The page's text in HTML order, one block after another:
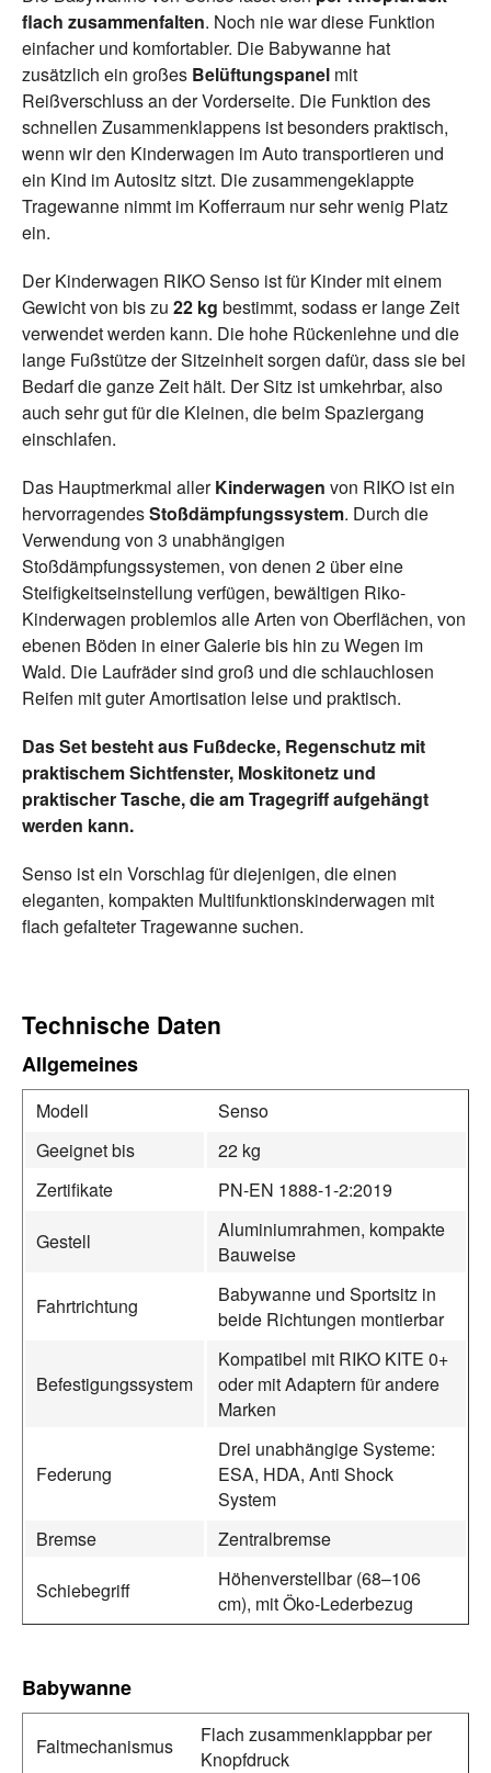
flach zusammenfalten. Noch nie war diese Funktion
einfacher und komfortabler. Die Babywanne hat
zusätzlich ein großes Belüftungspanel mit
Reißverschluss an der Vorderseite. Die Funktion des
schnellen Zusammenklappens ist besonders praktisch,
wenn wir den Kinderwagen im Auto transportieren und
ein Kind im Autositz sitzt. Die zusammengeklappte
Tragewanne nimmt im Kofferraum nur sehr wenig Platz
ein.
Der Kinderwagen RIKO Senso ist für Kinder mit einem
Gewicht von bis zu 22 kg bestimmt, sodass er lange Zeit
verwendet werden kann. Die hohe Rückenlehne und die
lange Fußstütze der Sitzeinheit sorgen dafür, dass sie bei
Bedarf die ganze Zeit hält. Der Sitz ist umkehrbar, also
auch sehr gut für die Kleinen, die beim Spaziergang
einschlafen.
Das Hauptmerkmal allerKinderwagen von RIKO ist ein
hervorragendesStoßdämpfungssystem. Durch die
Verwendung von 3 unabhängigen
Stoßdämpfungssystemen, von denen 2 über eine
Steifigkeitseinstellung verfügen, bewältigen Riko-
Kinderwagen problemlos alle Arten von Oberflächen, von
ebenen Böden in einer Galerie bis hin zu Wegen im
Wald. Die Laufräder sind groß und die schlauchlosen
Reifen mit guter Amortisation leise und praktisch.
Das Set besteht aus Fußdecke, Regenschutz mit
praktischem Sichtfenster, Moskitonetz und
praktischer Tasche, die am Tragegriff aufgehängt
werden kann.
Senso ist ein Vorschlag für diejenigen, die einen
eleganten, kompakten Multifunktionskinderwagen mit
flach gefalteter Tragewanne suchen.
Technische Daten
Allgemeines
Modell
Senso
Geeignet bis
22 kg
Zertifikate
PN-EN 1888-1-2:2019
Gestell
Aluminiumrahmen, kompakte
Bauweise
Fahrtrichtung
Babywanne und Sportsitz in
beide Richtungen montierbar
Befestigungssystem
Kompatibel mit RIKO KITE 0+
oder mit Adaptern für andere
Marken
Federung
Drei unabhängige Systeme:
ESA, HDA, Anti Shock
System
Bremse
Zentralbremse
Schiebegriff
Höhenverstellbar (68–106
cm), mit Öko-Lederbezug
Babywanne
Faltmechanismus
Flach zusammenklappbar per
Knopfdruck